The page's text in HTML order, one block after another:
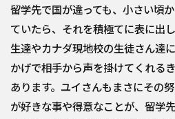
留学先で国が違っても、小さい頃
ていたら、それを積極てに表に出
生達やカナダ現地校の生徒さん達
かげで相手から声を掛けてくれる
あります。ユイさんもまさにその
が好きな事や得意なことが、留学